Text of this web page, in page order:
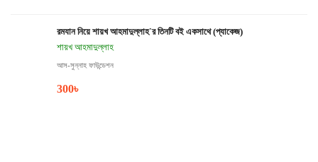
রমযান নিয়ে শায়খ আহমাদুল্লাহ`র তিনটি বই একসাথে (প্যাকেজ)
শায়খ আহমাদুল্লাহ
আস-সুন্নাহ ফাউন্ডেশন
300৳